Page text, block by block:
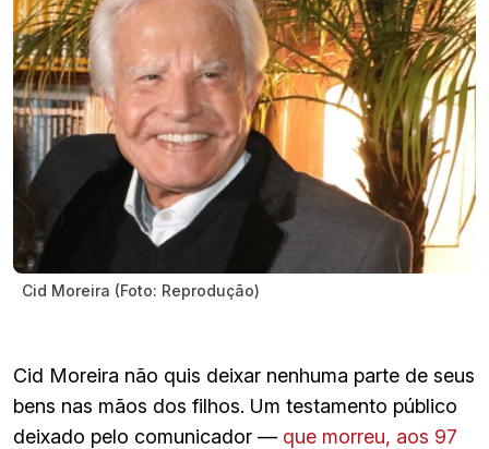
Cid Moreira (Foto: Reprodução)
Cid Moreira não quis deixar nenhuma parte de seus
bens nas mãos dos filhos. Um testamento público
deixado pelo comunicador — que morreu, aos 97